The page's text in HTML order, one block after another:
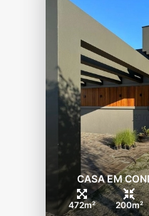
CASA EM
472m² 200m²